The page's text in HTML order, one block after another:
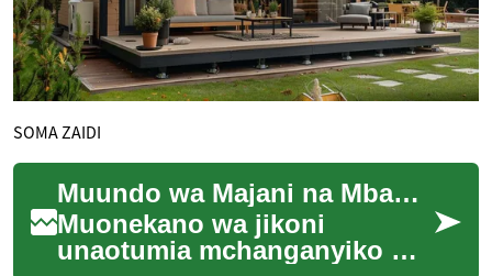
SOMA ZAIDI
Muundo wa Majani na Mbao katika Mapambo ya Jikoni
Muonekano wa jikoni
unaotumia mchanganyiko wa